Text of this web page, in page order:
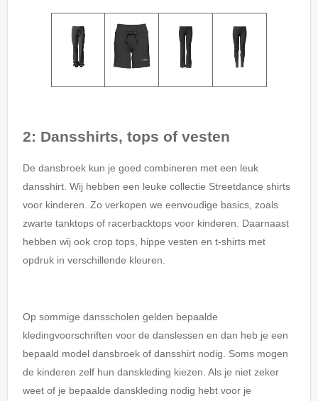
2: Dansshirts, tops of vesten
De dansbroek kun je goed combineren met een leuk
dansshirt. Wij hebben een leuke collectie Streetdance shirts
voor kinderen. Zo verkopen we eenvoudige basics, zoals
zwarte tanktops of racerbacktops voor kinderen. Daarnaast
hebben wij ook crop tops, hippe vesten en t-shirts met
opdruk in verschillende kleuren.
Op sommige dansscholen gelden bepaalde
kledingvoorschriften voor de danslessen en dan heb je een
bepaald model dansbroek of dansshirt nodig. Soms mogen
de kinderen zelf hun danskleding kiezen. Als je niet zeker
weet of je bepaalde danskleding nodig hebt voor je